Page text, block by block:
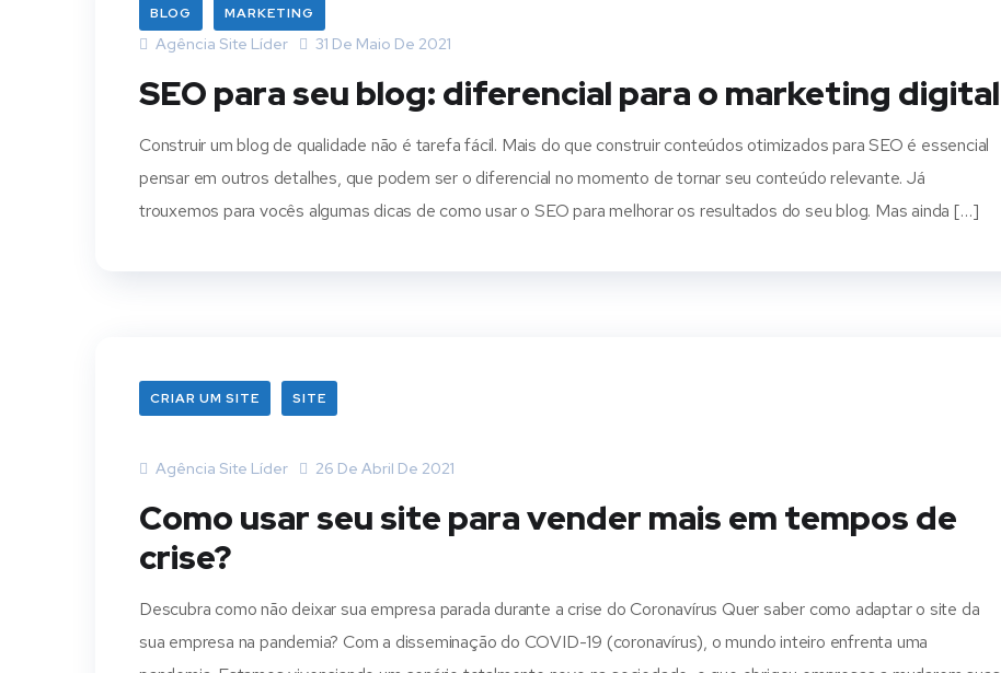
BLOG MARKETING
Agência Site Líder 31 De Maio De 2021
SEO para seu blog: diferencial para o marketing digital
Construir um blog de qualidade não é tarefa fácil. Mais do que construir conteúdos otimizados para SEO é essencial
pensar em outros detalhes, que podem ser o diferencial no momento de tornar seu conteúdo relevante. Já
trouxemos para vocês algumas dicas de como usar o SEO para melhorar os resultados do seu blog. Mas ainda […]
CRIAR UM SITE SITE
Agência Site Líder 26 De Abril De 2021
Como usar seu site para vender mais em tempos de
crise?
Descubra como não deixar sua empresa parada durante a crise do Coronavírus Quer saber como adaptar o site da
sua empresa na pandemia? Com a disseminação do COVID-19 (coronavírus), o mundo inteiro enfrenta uma